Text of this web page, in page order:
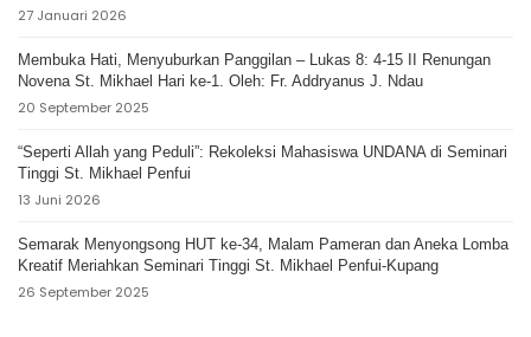
27 Januari 2026
Membuka Hati, Menyuburkan Panggilan – Lukas 8: 4-15 II Renungan
Novena St. Mikhael Hari ke-1. Oleh: Fr. Addryanus J. Ndau
20 September 2025
“Seperti Allah yang Peduli”: Rekoleksi Mahasiswa UNDANA di Seminari
Tinggi St. Mikhael Penfui
13 Juni 2026
Semarak Menyongsong HUT ke-34, Malam Pameran dan Aneka Lomba
Kreatif Meriahkan Seminari Tinggi St. Mikhael Penfui-Kupang
26 September 2025